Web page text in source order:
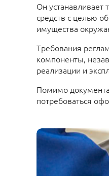
Он устанавливает
средств с целью
имущества
Требования
компоненты,
реализации и
Помимо
потребоваться